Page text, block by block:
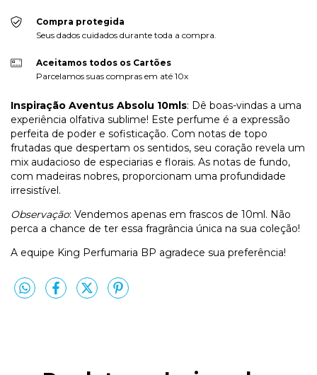
Compra protegida
Seus dados cuidados durante toda a compra.
Aceitamos todos os Cartões
Parcelamos suas compras em até 10x
Inspiração Aventus Absolu 10mls: Dê boas-vindas a uma
experiência olfativa sublime! Este perfume é a expressão
perfeita de poder e sofisticação. Com notas de topo
frutadas que despertam os sentidos, seu coração revela um
mix audacioso de especiarias e florais. As notas de fundo,
com madeiras nobres, proporcionam uma profundidade
irresistível.
Observação: Vendemos apenas em frascos de 10ml. Não
perca a chance de ter essa fragrância única na sua coleção!
A equipe King Perfumaria BP agradece sua preferência!